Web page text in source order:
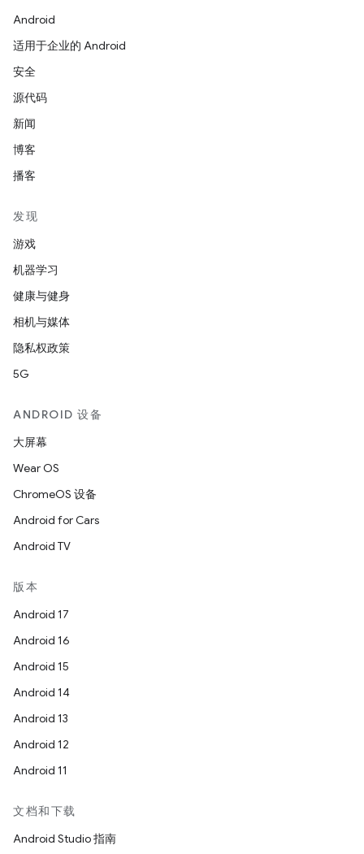
Android
适用于企业的 Android
安全
源代码
新闻
博客
播客
发现
游戏
机器学习
健康与健身
相机与媒体
隐私权政策
5G
ANDROID 设备
大屏幕
Wear OS
ChromeOS 设备
Android for Cars
Android TV
版本
Android 17
Android 16
Android 15
Android 14
Android 13
Android 12
Android 11
文档和下载
Android Studio 指南